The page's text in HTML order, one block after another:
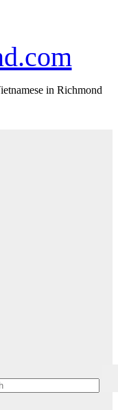
in Richmond